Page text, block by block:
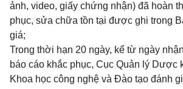
ảnh, video, giấy chứng nhận) đã hoàn
phục, sửa chữa tồn tại được ghi trong
giá;
Trong thời hạn 20 ngày, kể từ ngày
báo cáo khắc phục, Cục Quản lý Dược
Khoa học công nghệ và Đào tạo đánh